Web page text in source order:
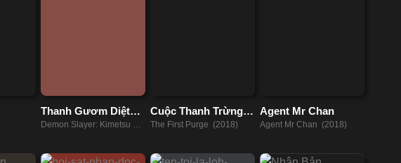
Thanh Gươm Diệt
Quỷ: Núi Nhện Nada
Demon Slayer: Kimetsu no
Mountain (2020)
Cuộc Thanh Trừng
Đầu Tiên
The First Purge (2018)
Agent Mr Chan
Agent Mr Chan (2018)